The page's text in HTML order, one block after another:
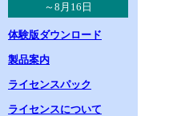
～8月16日
体験版ダウンロード
製品案内
ライセンスパック
ライセンスについて